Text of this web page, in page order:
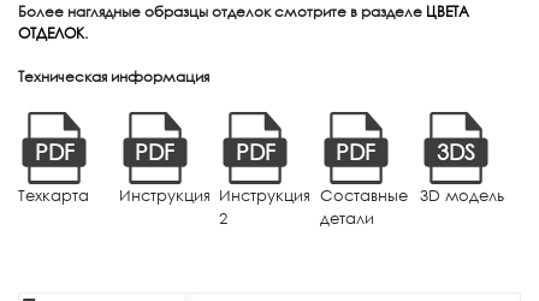
Более наглядные образцы отделок смотрите в разделе ЦВЕТА
ОТДЕЛОК.
Техническая информация
PDF
Техкарта
PDF
Инструкция
PDF
Инструкция
2
PDF
Составные
детали
3DS
3D модель